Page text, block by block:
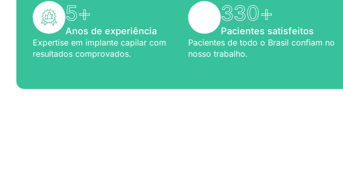
5+
Anos de experiência
Expertise em implante capilar com
resultados comprovados.
330+
Pacientes satisfeitos
Pacientes de todo o Brasil confiam no
nosso trabalho.